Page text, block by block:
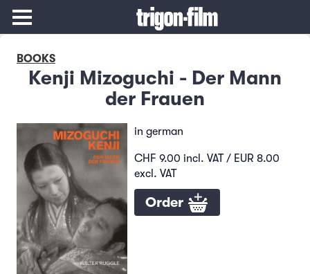
BOOKS
Kenji Mizoguchi - Der Mann
der Frauen
in german
CHF 9.00 incl. VAT / EUR 8.00
excl. VAT
Order